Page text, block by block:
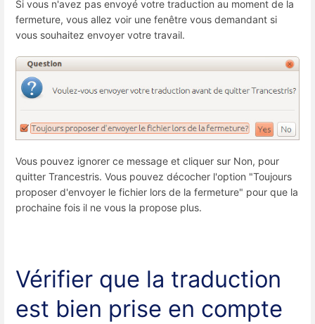
Si vous n'avez pas envoyé votre traduction au moment de la
fermeture, vous allez voir une fenêtre vous demandant si
vous souhaitez envoyer votre travail.
Vous pouvez ignorer ce message et cliquer sur Non, pour
quitter Trancestris. Vous pouvez décocher l'option "Toujours
proposer d'envoyer le fichier lors de la fermeture" pour que la
prochaine fois il ne vous la propose plus.
Vérifier que la traduction
est bien prise en compte